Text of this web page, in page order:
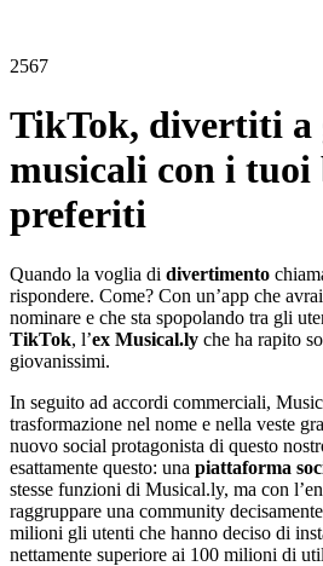
2567
TikTok, divertiti a
musicali con i
preferiti
Quando la voglia di divertimento
rispondere. Come? Con un’app che
nominare e che sta spopolando tra gli
TikTok, l’ex Musical.ly che ha rapito
giovanissimi.
In seguito ad accordi commerciali,
trasformazione nel nome e nella veste
nuovo social protagonista di questo
esattamente questo: una piattaforma
stesse funzioni di Musical.ly, ma con
raggruppare una community
milioni gli utenti che hanno deciso di
nettamente superiore ai 100 milioni di